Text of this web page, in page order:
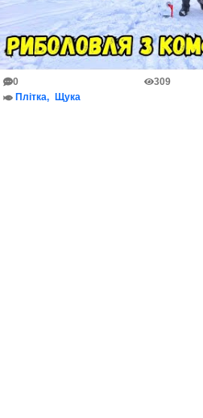
0 309
Плітка
Щука